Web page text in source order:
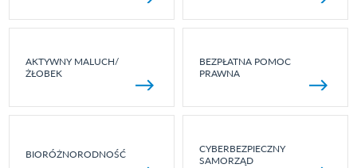
AKTYWNY MALUCH/
ŻŁOBEK
BEZPŁATNA POMOC
PRAWNA
BIORÓŻNORODNOŚĆ
CYBERBEZPIECZNY
SAMORZĄD